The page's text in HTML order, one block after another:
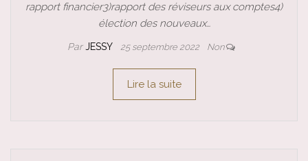
rapport financier3)rapport des réviseurs aux comptes4)
élection des nouveaux…
ParJESSY 25 septembre 2022 Non
Lire la suite